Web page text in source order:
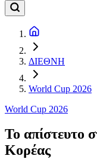
ΔΙΕΘΝΗ
World Cup 2026
World Cup 2026
Το απίστευτο
Κορέας